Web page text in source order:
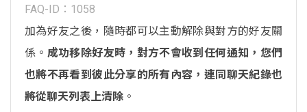
FAQ-ID：1058
加為好友之後，隨時都可以主動解除與對方的好友關
係。 成功移除好友時，對方不會收到任何通知，您們
也將不再看到彼此分享的所有內容，連同聊天紀錄也
將從聊天列表上清除 。